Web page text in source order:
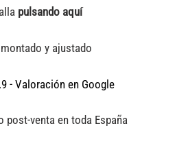
pulsando aquí
montado y ajustado
- Valoración en Google
post-venta en toda España